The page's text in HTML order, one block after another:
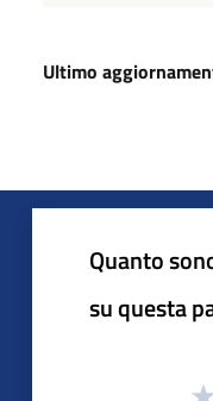
Ultimo
Quanto
su questa